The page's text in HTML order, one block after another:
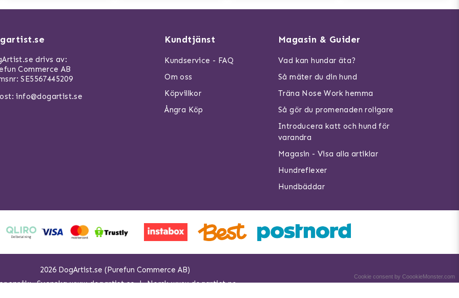
drivs av:
Commerce AB
SE5567445209
info@dogartist.se
Kundtjänst
Kundservice - FAQ
Om oss
Köpvillkor
Ångra Köp
Magasin & Guider
Vad kan hundar äta?
Så mäter du din hund
Träna Nose Work hemma
Så gör du promenaden roligare
Introducera katt och hund för
varandra
Magasin - Visa alla artiklar
Hundreflexer
Hundbäddar
2026 DogArtist.se (Purefun Commerce AB)
språk: Svenska www.dogartist.se Norsk www.dogartist.no
Cookie consent by CoookieMonster.com